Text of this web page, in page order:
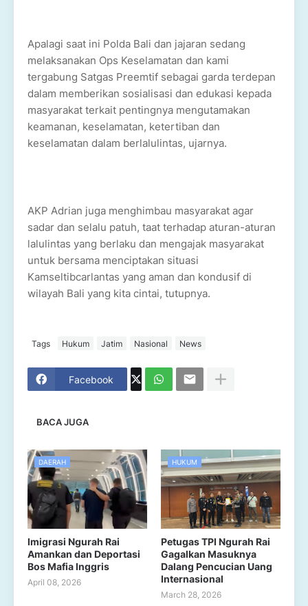
Apalagi saat ini Polda Bali dan jajaran sedang
melaksanakan Ops Keselamatan dan kami
tergabung Satgas Preemtif sebagai garda terdepan
dalam memberikan sosialisasi dan edukasi kepada
masyarakat terkait pentingnya mengutamakan
keamanan, keselamatan, ketertiban dan
keselamatan dalam berlalulintas, ujarnya.
AKP Adrian juga menghimbau masyarakat agar
sadar dan selalu patuh, taat terhadap aturan-aturan
lalulintas yang berlaku dan mengajak masyarakat
untuk bersama menciptakan situasi
Kamseltibcarlantas yang aman dan kondusif di
wilayah Bali yang kita cintai, tutupnya.
Tags Hukum Jatim Nasional News
Facebook
BACA JUGA
DAERAH
Imigrasi Ngurah Rai
Amankan dan Deportasi
Bos Mafia Inggris
April 08, 2026
HUKUM
Petugas TPI Ngurah Rai
Gagalkan Masuknya
Dalang Pencucian Uang
Internasional
March 28, 2026